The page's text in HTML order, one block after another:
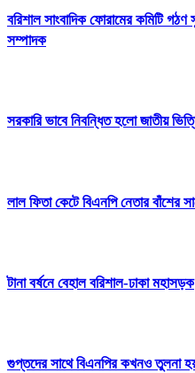
বরিশাল সাংবাদিক ফোরামের কমিটি
সম্পাদক
সরকারি ভাবে নিবন্ধিত হলো জাতীয়
লাল ফিতা কেটে বিএনপি নেতার বাঁশের
টানা বর্ষনে বেহাল বরিশাল-ঢাকা মহাসড়ক
গুপ্তদের সাথে বিএনপির কখনও তুলনা